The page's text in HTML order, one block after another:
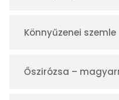
Könnyűzenei szemle
Őszirózsa –